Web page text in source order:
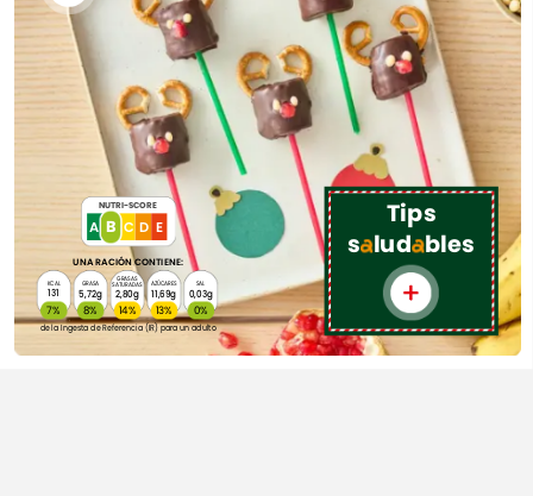
A B D E
C
NUTRI-SCORE
B
Tips
s lud bles
UNARACIÓNCONTIENE:
delaIngestadeReferencia(IR)paraunadulto
KCAL
7%
131
0%
0,03g
SAL
13%
11,69g
AZÚCARES
14%
2,80g
GRASAS
SATURADAS
8%
5,72g
GRASA